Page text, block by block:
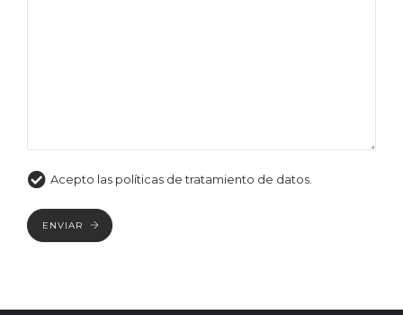
Acepto las políticas de tratamiento de datos.
ENVIAR